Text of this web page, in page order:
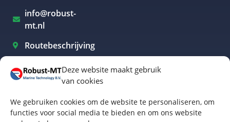
Deze website maakt gebruik
van cookies
We gebruiken cookies om de website te personaliseren, om
functies voor social media te bieden en om ons website
info@robust-
mt.nl
Routebeschrijving
Elektrisch varen Westland
Elektrisch varen Rotterdam